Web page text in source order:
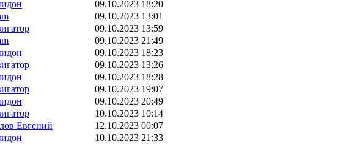
09.10.2023 18:20
09.10.2023 13:01
09.10.2023 13:59
09.10.2023 21:49
09.10.2023 18:23
09.10.2023 13:26
09.10.2023 18:28
09.10.2023 19:07
09.10.2023 20:49
10.10.2023 10:14
Евгений
12.10.2023 00:07
10.10.2023 21:33